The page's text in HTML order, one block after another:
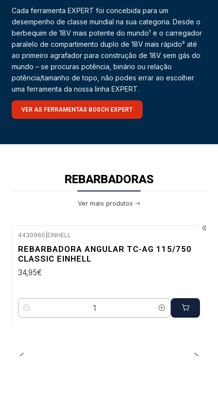
Cada ferramenta EXPERT foi concebida para um
desempenho de classe mundial na sua categoria. Desde o
berbequim de 18V mais potente do mundo¹ e o carregador
paralelo de compartimento duplo de 18V mais rápido³ até
ao primeiro agrafador para construção de 18V sem gás do
mundo – se procuras potência, binário ou relação
potência/tamanho de topo, não podes errar ao escolher
uma ferramenta da nossa linha EXPERT.
VER AS FERRAMENTAS BOSCH EXPERT
REBARBADORAS
Ver mais produtos
4430960 EINHELL
REBARBADORA ANGULAR TC-AG 115/750
CLASSIC EINHELL
34,95€
Quantidade